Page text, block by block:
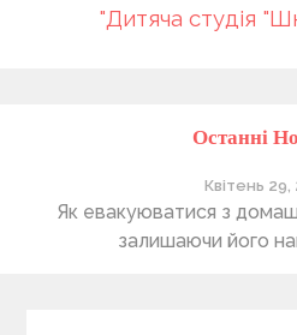
"Дитяча студія
Останні
Квітень 29,
Як евакуюватися з
залишаючи його